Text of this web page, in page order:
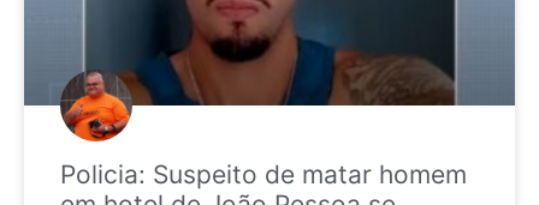
Policia: Suspeito de matar homem